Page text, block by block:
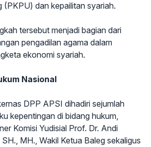
(PKPU) dan kepailitan syariah.
tersebut menjadi bagian dari
pengadilan agama dalam
ekonomi syariah.
Nasional
DPP APSI dihadiri sejumlah
kepentingan di bidang hukum,
Komisi Yudisial Prof. Dr. Andi
MH., Wakil Ketua Baleg sekaligus